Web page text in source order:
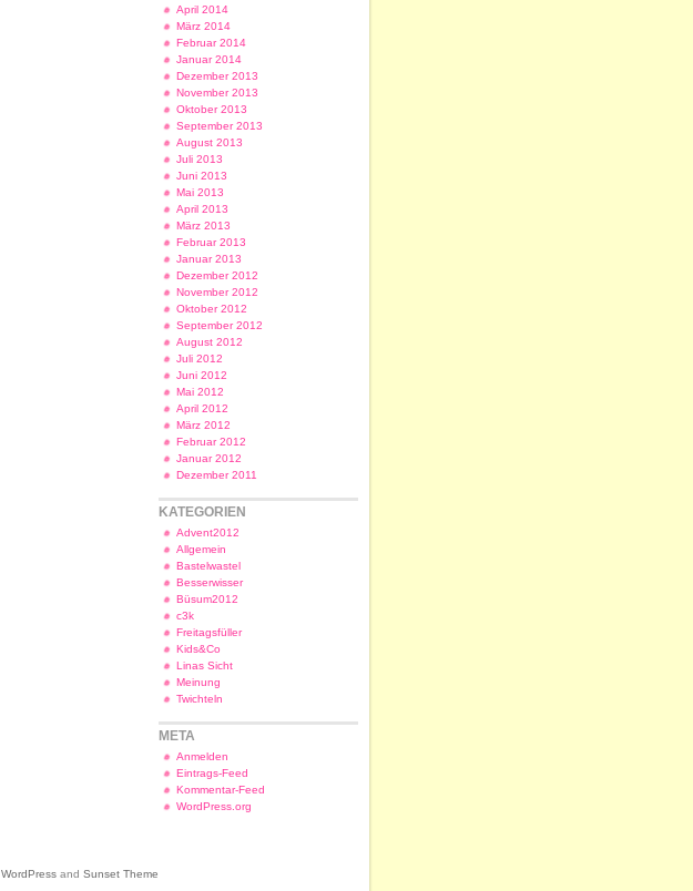
April 2014
März 2014
Februar 2014
Januar 2014
Dezember 2013
November 2013
Oktober 2013
September 2013
August 2013
Juli 2013
Juni 2013
Mai 2013
April 2013
März 2013
Februar 2013
Januar 2013
Dezember 2012
November 2012
Oktober 2012
September 2012
August 2012
Juli 2012
Juni 2012
Mai 2012
April 2012
März 2012
Februar 2012
Januar 2012
Dezember 2011
KATEGORIEN
Advent2012
Allgemein
Bastelwastel
Besserwisser
Büsum2012
c3k
Freitagsfüller
Kids&Co
Linas Sicht
Meinung
Twichteln
META
Anmelden
Eintrags-Feed
Kommentar-Feed
WordPress.org
WordPress and Sunset Theme